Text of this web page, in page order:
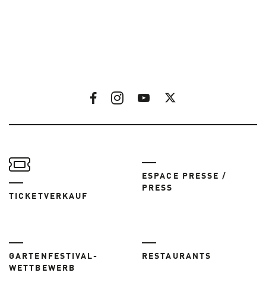
TICKETVERKAUF
ESPACE PRESSE /
PRESS
GARTENFESTIVAL-
WETTBEWERB
RESTAURANTS